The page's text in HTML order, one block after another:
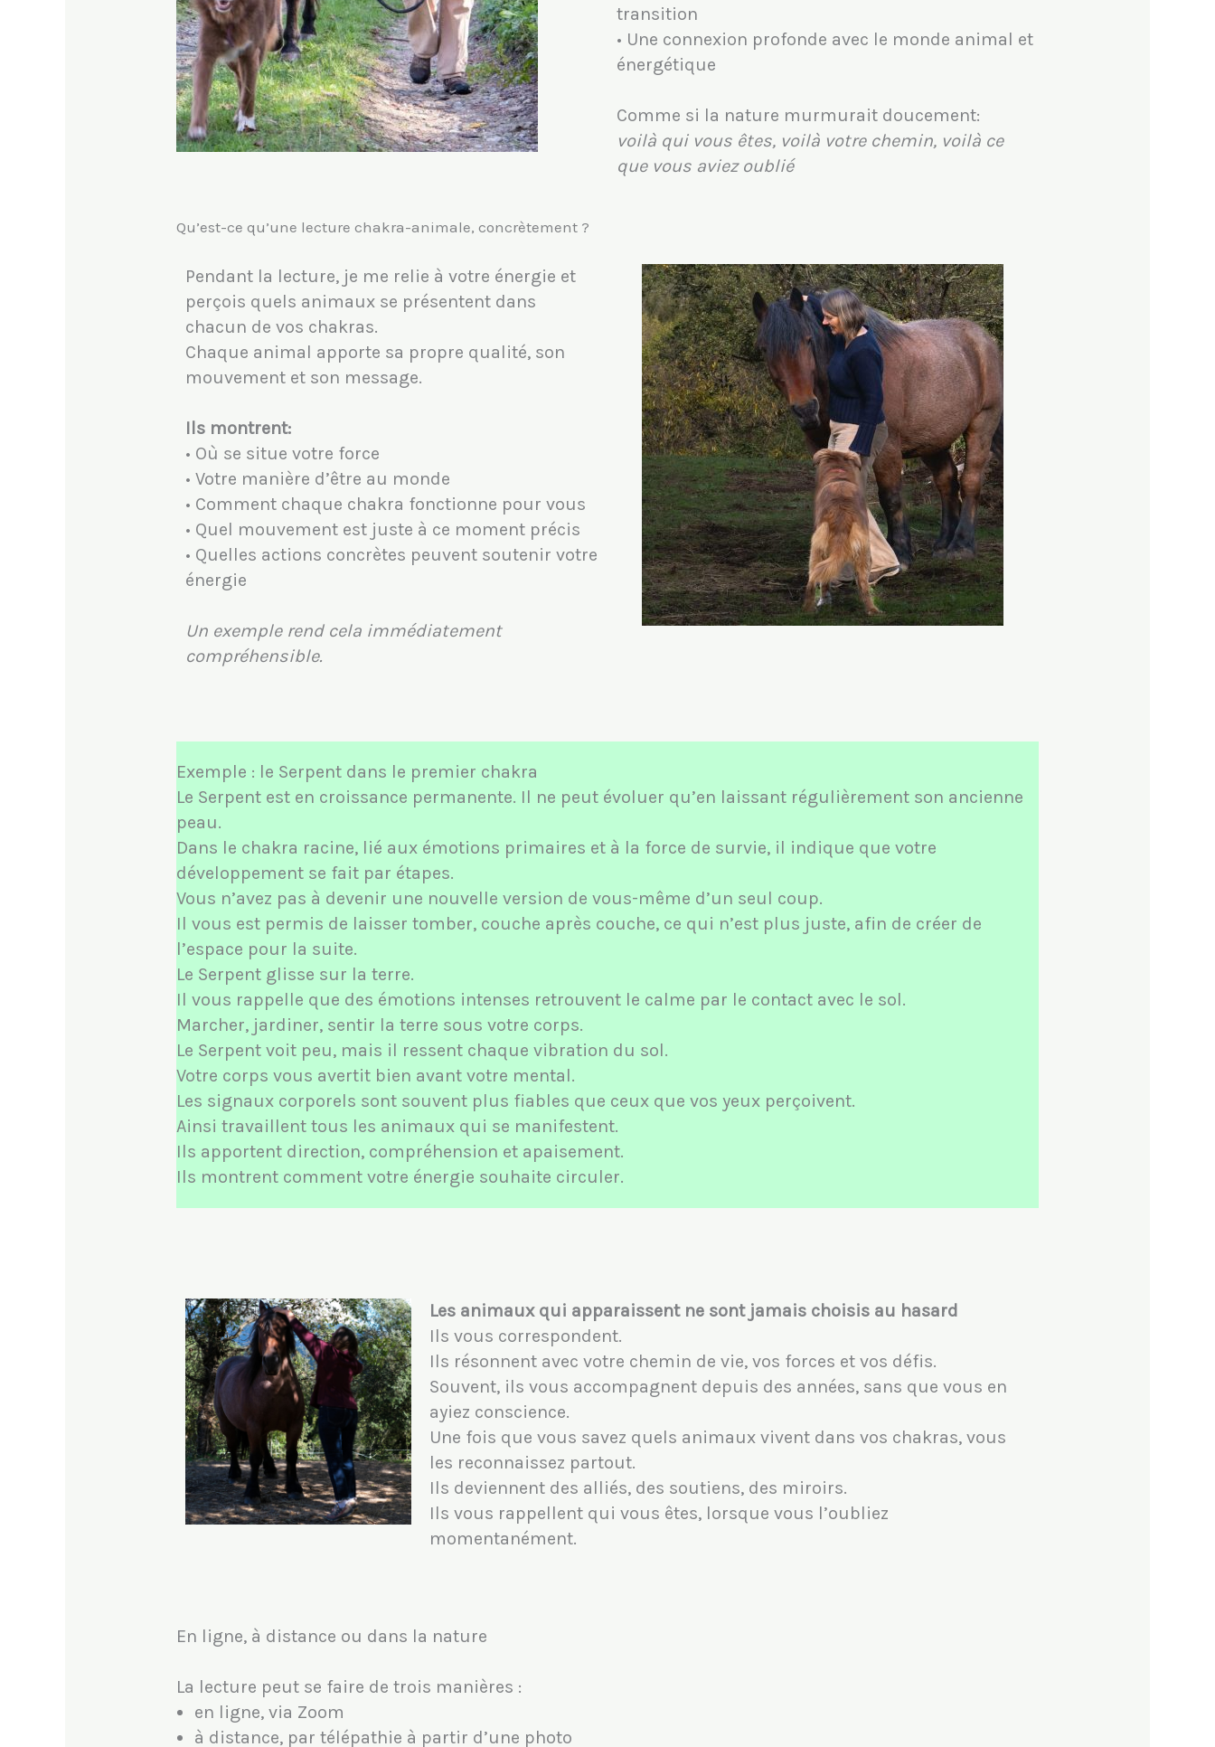
transition
• Une connexion profonde avec le monde animal et
énergétique
Comme si la nature murmurait doucement:
voilà qui vous êtes, voilà votre chemin, voilà ce
que vous aviez oublié
Qu’est-ce qu’une lecture chakra-animale, concrètement ?
Pendant la lecture, je me relie à votre énergie et
perçois quels animaux se présentent dans
chacun de vos chakras.
Chaque animal apporte sa propre qualité, son
mouvement et son message.
Ils montrent:
• Où se situe votre force
• Votre manière d’être au monde
• Comment chaque chakra fonctionne pour vous
• Quel mouvement est juste à ce moment précis
• Quelles actions concrètes peuvent soutenir votre
énergie
Un exemple rend cela immédiatement
compréhensible.
Exemple : le Serpent dans le premier chakra
Le Serpent est en croissance permanente. Il ne peut évoluer qu’en laissant régulièrement son ancienne
peau.
Dans le chakra racine, lié aux émotions primaires et à la force de survie, il indique que votre
développement se fait par étapes.
Vous n’avez pas à devenir une nouvelle version de vous-même d’un seul coup.
Il vous est permis de laisser tomber, couche après couche, ce qui n’est plus juste, afin de créer de
l’espace pour la suite.
Le Serpent glisse sur la terre.
Il vous rappelle que des émotions intenses retrouvent le calme par le contact avec le sol.
Marcher, jardiner, sentir la terre sous votre corps.
Le Serpent voit peu, mais il ressent chaque vibration du sol.
Votre corps vous avertit bien avant votre mental.
Les signaux corporels sont souvent plus fiables que ceux que vos yeux perçoivent.
Ainsi travaillent tous les animaux qui se manifestent.
Ils apportent direction, compréhension et apaisement.
Ils montrent comment votre énergie souhaite circuler.
Les animaux qui apparaissent ne sont jamais choisis au hasard
Ils vous correspondent.
Ils résonnent avec votre chemin de vie, vos forces et vos défis.
Souvent, ils vous accompagnent depuis des années, sans que vous en
ayiez conscience.
Une fois que vous savez quels animaux vivent dans vos chakras, vous
les reconnaissez partout.
Ils deviennent des alliés, des soutiens, des miroirs.
Ils vous rappellent qui vous êtes, lorsque vous l’oubliez
momentanément.
En ligne, à distance ou dans la nature
La lecture peut se faire de trois manières :
en ligne, via Zoom
à distance, par télépathie à partir d’une photo